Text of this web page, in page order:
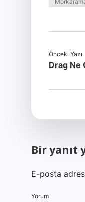
Önceki Yazı
Drag Ne
Bir yanıt
E-posta
Yorum